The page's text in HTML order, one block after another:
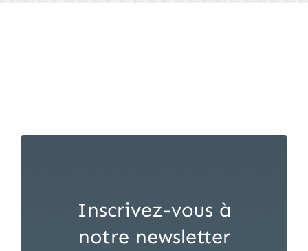
Inscrivez-vous à
notre newsletter